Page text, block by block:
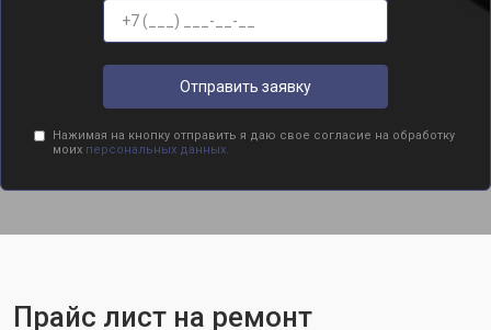
Отправить заявку
Нажимая на кнопку отправить я даю свое согласие на обработку
моих персональных данных.
Прайс лист на ремонт